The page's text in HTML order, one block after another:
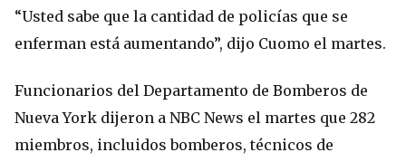
“Usted sabe que la cantidad de policías que se
enferman está aumentando”, dijo Cuomo el martes.
Funcionarios del Departamento de Bomberos de
Nueva York dijeron a NBC News el martes que 282
miembros, incluidos bomberos, técnicos de